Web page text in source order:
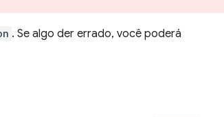
. Se algo der errado, você poderá